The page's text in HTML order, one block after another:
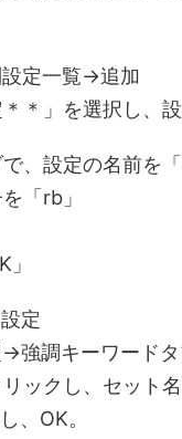
定一覧→追加
＊」を選択し、
、設定の名前を「
「rb」
定
強調キーワード
ックし、セット
、OK。